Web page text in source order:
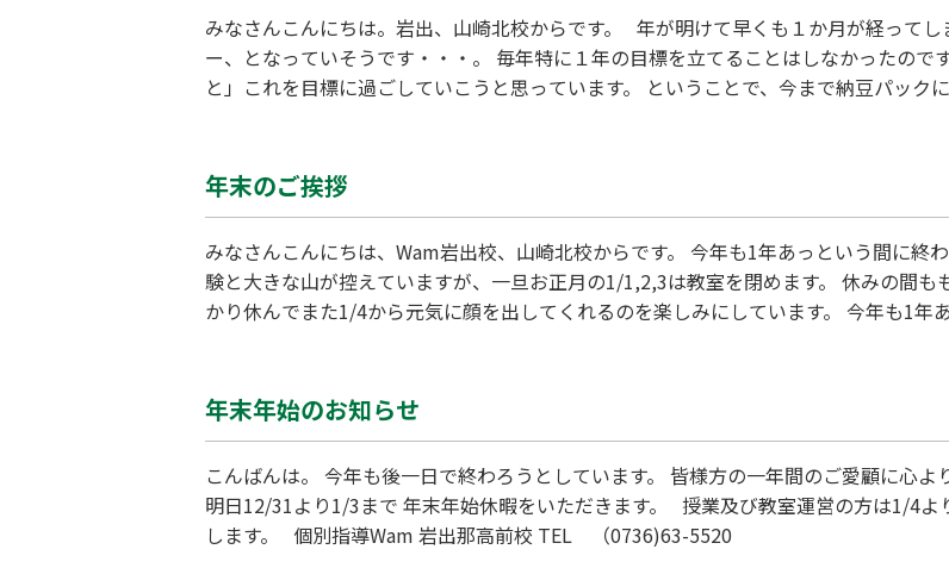
みなさんこんにちは。岩出、山崎北校からです。 年が明けて早くも１か月が経って
ー、となっていそうです・・・。 毎年特に１年の目標を立てることはしなかったの
と」これを目標に過ごしていこうと思っています。 ということで、今まで納豆パック
年末のご挨拶
みなさんこんにちは、Wam岩出校、山崎北校からです。 今年も1年あっという間に終
験と大きな山が控えていますが、一旦お正月の1/1,2,3は教室を閉めます。 休みの間
かり休んでまた1/4から元気に顔を出してくれるのを楽しみにしています。 今年も1年
年末年始のお知らせ
こんばんは。 今年も後一日で終わろうとしています。 皆様方の一年間のご愛顧に心
明日12/31より1/3まで 年末年始休暇をいただきます。 授業及び教室運営の方は1/4
します。 個別指導Wam 岩出那高前校 TEL （0736)63-5520